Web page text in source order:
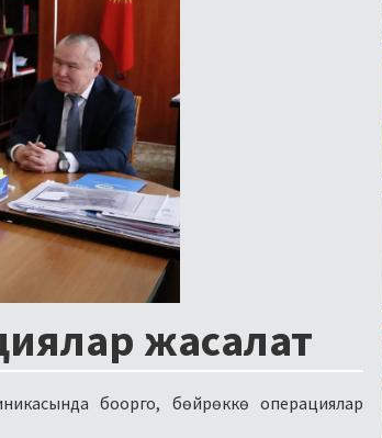
жасалат
боорго, бөйрөккө операциялар